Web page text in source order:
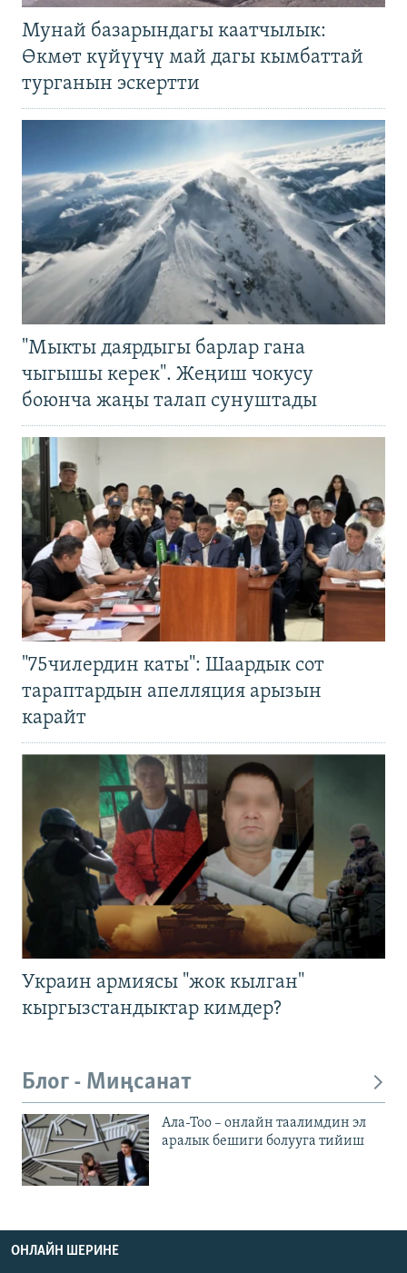
Мунай базарындагы каатчылык:
Өкмөт күйүүчү май дагы кымбаттай
турганын эскертти
"Мыкты даярдыгы барлар гана
чыгышы керек". Жеңиш чокусу
боюнча жаңы талап сунуштады
"75чилердин каты": Шаардык сот
тараптардын апелляция арызын
карайт
Украин армиясы "жок кылган"
кыргызстандыктар кимдер?
Блог - Миңсанат
Ала-Тоо – онлайн таалимдин эл
аралык бешиги болууга тийиш
ОНЛАЙН ШЕРИНЕ